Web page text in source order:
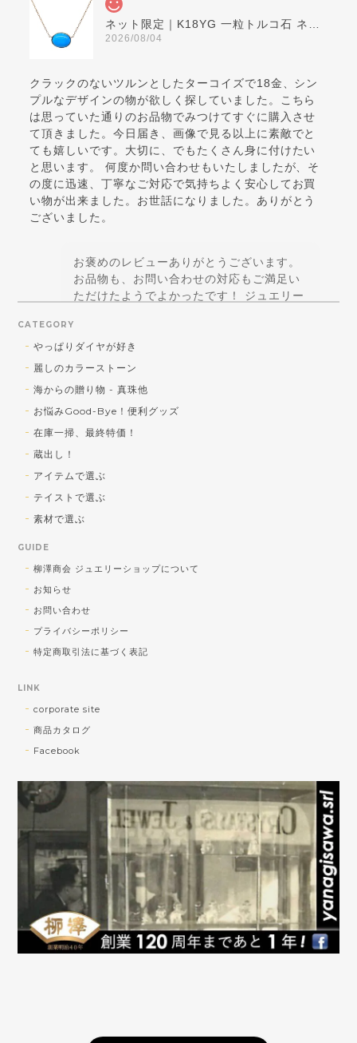
2026/08/04
クラックのないツルンとしたターコイズで18金、シン
プルなデザインの物が欲しく探していました。こちら
は思っていた通りのお品物でみつけてすぐに購入させ
て頂きました。今日届き、画像で見る以上に素敵でと
ても嬉しいです。大切に、でもたくさん身に付けたい
と思います。 何度か問い合わせもいたしましたが、そ
の度に迅速、丁寧なご対応で気持ちよく安心してお買
い物が出来ました。お世話になりました。ありがとう
ございました。
お褒めのレビューありがとうございます。
お品物も、お問い合わせの対応もご満足い
ただけたようでよかったです！ ジュエリー
しくなければ、というポリシーは正解！と
思えるコメントで嬉しいです！ 引き続きご
送料対策で購入しました！可愛かったです！
放出品ですが、楽しく使っていただけそう
れてくださいませ♪
した！大切に使います！
お気に召していただけたようでよかったで
す！ 私自身がオーダーしたら早く欲しいっ
っ!!と思ってしまうので、なるべく早い発
送を心がけております(^^)v 引き続きご贔
屓を賜りますよう宜しくお願い致します。
柳澤商会ジュエリーショップ
心から感謝申し上げます！傷なんて素人のわたくしに
CATEGORY
やっぱりダイヤが好き
麗しのカラーストーン
海からの贈り物 - 真珠他
お悩みGood-Bye！便利グッズ
在庫一掃、最終特価！
蔵出し！
アイテムで選ぶ
テイストで選ぶ
素材で選ぶ
GUIDE
柳澤商会 ジュエリーショップについて
お知らせ
お問い合わせ
プライバシーポリシー
特定商取引法に基づく表記
LINK
corporate site
商品カタログ
Facebook